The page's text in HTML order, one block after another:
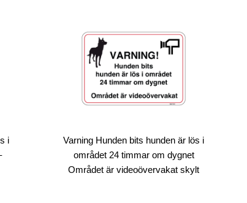
i
Varning Hunden bits hunden är lös i
området 24 timmar om dygnet
Området är videoövervakat skylt